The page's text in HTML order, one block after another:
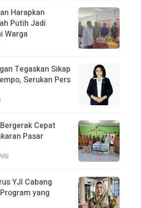
Harapkan
Putih Jadi
Warga
Tegaskan Sikap
Serukan Pers
Cepat
Pasar
YJI Cabang
yang